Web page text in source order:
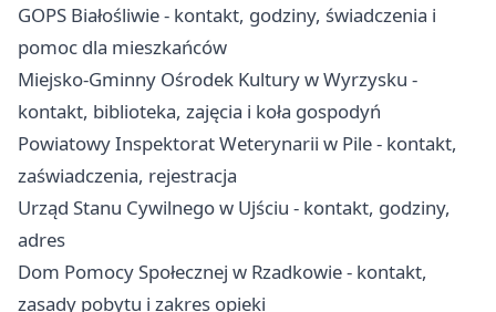
GOPS Białośliwie - kontakt, godziny, świadczenia i
pomoc dla mieszkańców
Miejsko-Gminny Ośrodek Kultury w Wyrzysku -
kontakt, biblioteka, zajęcia i koła gospodyń
Powiatowy Inspektorat Weterynarii w Pile - kontakt,
zaświadczenia, rejestracja
Urząd Stanu Cywilnego w Ujściu - kontakt, godziny,
adres
Dom Pomocy Społecznej w Rzadkowie - kontakt,
zasady pobytu i zakres opieki